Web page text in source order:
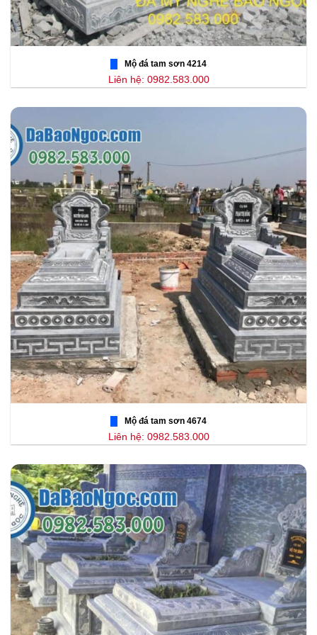
Mộ đá tam sơn 4214
Liên hệ: 0982.583.000
Mộ đá tam sơn 4674
Liên hệ: 0982.583.000